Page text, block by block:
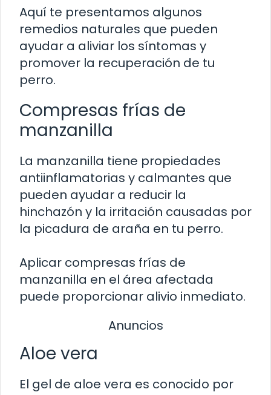
Aquí te presentamos algunos
remedios naturales que pueden
ayudar a aliviar los síntomas y
promover la recuperación de tu
perro.
Compresas frías de
manzanilla
La manzanilla tiene propiedades
antiinflamatorias y calmantes que
pueden ayudar a reducir la
hinchazón y la irritación causadas por
la picadura de araña en tu perro.
Aplicar compresas frías de
manzanilla en el área afectada
puede proporcionar alivio inmediato.
Anuncios
Aloe vera
El gel de aloe vera es conocido por